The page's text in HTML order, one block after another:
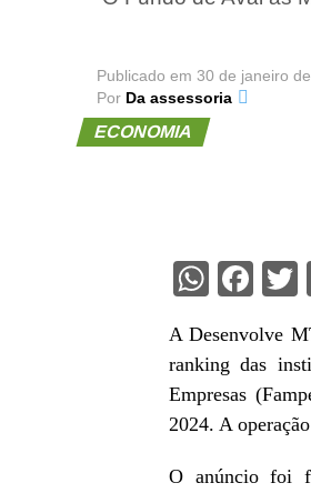
Publicado em 30 de janeiro
Por Da assessoria
ECONOMIA
A Desenvolve
ranking das
Empresas
2024. A
O anúncio foi